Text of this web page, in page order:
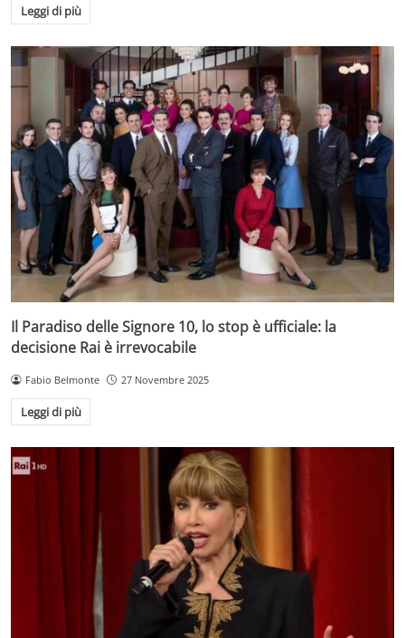
Leggi di più
Il Paradiso delle Signore 10, lo stop è ufficiale: la
decisione Rai è irrevocabile
Fabio Belmonte 27 Novembre 2025
Leggi di più